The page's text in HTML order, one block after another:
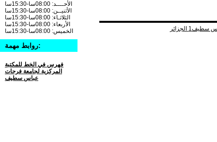
الأحــــد: 08:00سا-15:30سا
الأثنيــن: 08:00سا-15:30سا
الثلاثـاء: 08:00سا-15:30سا
الأربعاء: 08:00سا-15:30سا
الخميس: 08:00سا-15:30سا
روابط مهمة:
فهرس في الخط للمكتبة
المركزية لجامعة فرحات
عباس سطيف